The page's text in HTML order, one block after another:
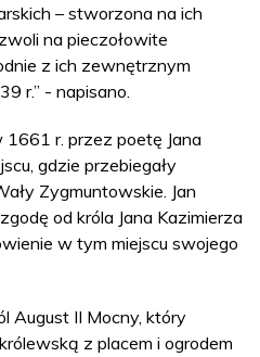
– stworzona na ich
na pieczołowite
z ich zewnętrznym
r.” - napisano.
1661 r. przez poetę Jana
gdzie przebiegały
Zygmuntowskie. Jan
od króla Jana Kazimierza
w tym miejscu swojego
August II Mocny, który
z placem i ogrodem